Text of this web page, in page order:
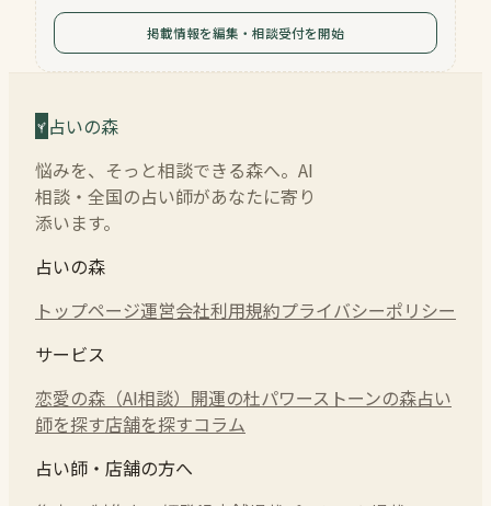
掲載情報を編集・相談受付を開始
占いの森
悩みを、そっと相談できる森へ。AI
相談・全国の占い師があなたに寄り
添います。
占いの森
トップページ運営会社利用規約プライバシーポリシー
サービス
恋愛の森（AI相談） 開運の杜パワーストーンの森占い
師を探す店舗を探すコラム
占い師・店舗の方へ